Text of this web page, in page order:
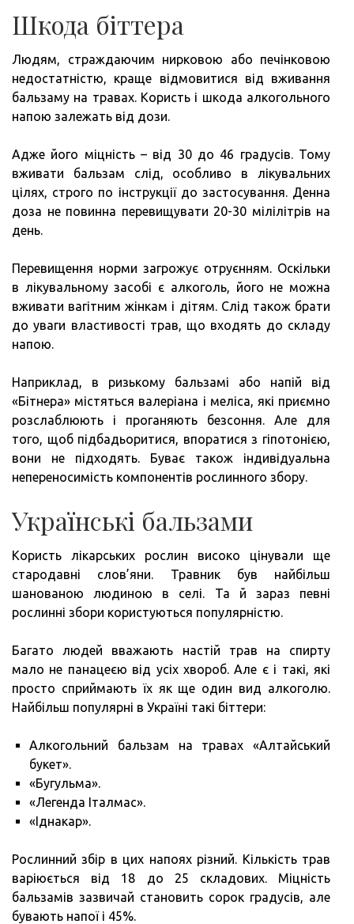
Шкода біттера
Людям, страждаючим нирковою або печінковою
недостатністю, краще відмовитися від вживання
бальзаму на травах. Користь і шкода алкогольного
напою залежать від дози.
Адже його міцність – від 30 до 46 градусів. Тому
вживати бальзам слід, особливо в лікувальних
цілях, строго по інструкції до застосування. Денна
доза не повинна перевищувати 20-30 мілілітрів на
день.
Перевищення норми загрожує отруєнням. Оскільки
в лікувальному засобі є алкоголь, його не можна
вживати вагітним жінкам і дітям. Слід також брати
до уваги властивості трав, що входять до складу
напою.
Наприклад, в ризькому бальзамі або напій від
«Бітнера» містяться валеріана і меліса, які приємно
розслаблюють і проганяють безсоння. Але для
того, щоб підбадьоритися, впоратися з гіпотонією,
вони не підходять. Буває також індивідуальна
непереносимість компонентів рослинного збору.
Українські бальзами
Користь лікарських рослин високо цінували ще
стародавні слов’яни. Травник був найбільш
шанованою людиною в селі. Та й зараз певні
рослинні збори користуються популярністю.
Багато людей вважають настій трав на спирту
мало не панацеєю від усіх хвороб. Але є і такі, які
просто сприймають їх як ще один вид алкоголю.
Найбільш популярні в Україні такі біттери:
Алкогольний бальзам на травах «Алтайський
букет».
«Бугульма».
«Легенда Італмас».
«Іднакар».
Рослинний збір в цих напоях різний. Кількість трав
варіюється від 18 до 25 складових. Міцність
бальзамів зазвичай становить сорок градусів, але
бувають напої і 45%.